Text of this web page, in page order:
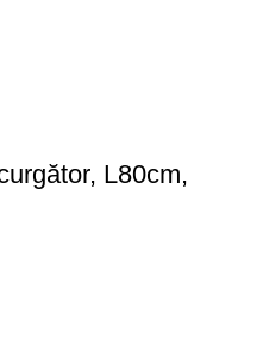
L80cm,